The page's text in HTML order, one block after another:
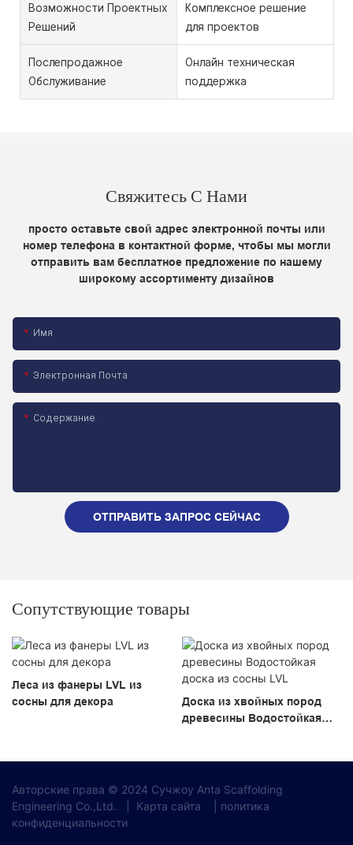
Возможности Проектных
Решений
Комплексное решение
для проектов
Послепродажное
Обслуживание
Онлайн техническая
поддержка
Свяжитесь С Нами
просто оставьте свой адрес электронной почты или
номер телефона в контактной форме, чтобы мы могли
отправить вам бесплатное предложение по нашему
широкому ассортименту дизайнов
Имя
Электронная Почта
Содержание
ОТПРАВИТЬ ЗАПРОС СЕЙЧАС
Сопутствующие товары
Леса из фанеры LVL из
сосны для декора
Доска из хвойных пород
древесины Водостойкая
Авторские права © 2024 Сучжоу Anta Scaffolding
Engineering Co.,Ltd.
Карта сайта
политика
конфиденциальности